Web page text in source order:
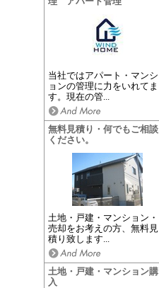
当社ではアパート・マンシ
ョンの管理に力をいれてま
す。現在の管...
無料見積り・何でもご相談
ください。
土地・戸建・マンション・
売却をお考えの方、無料見
積り致します...
土地・戸建・マンション購
入